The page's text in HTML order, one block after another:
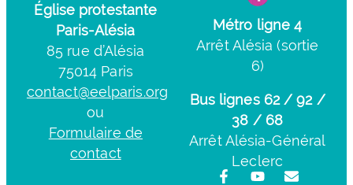
Église protestante
Paris-Alésia
85 rue d’Alésia
75014 Paris
contact@eelparis.org
ou
Formulaire de
contact
Métro ligne 4
Arrêt Alésia (sortie
6)
Bus lignes 62 / 92 /
38 / 68
Arrêt Alésia-Général
Leclerc